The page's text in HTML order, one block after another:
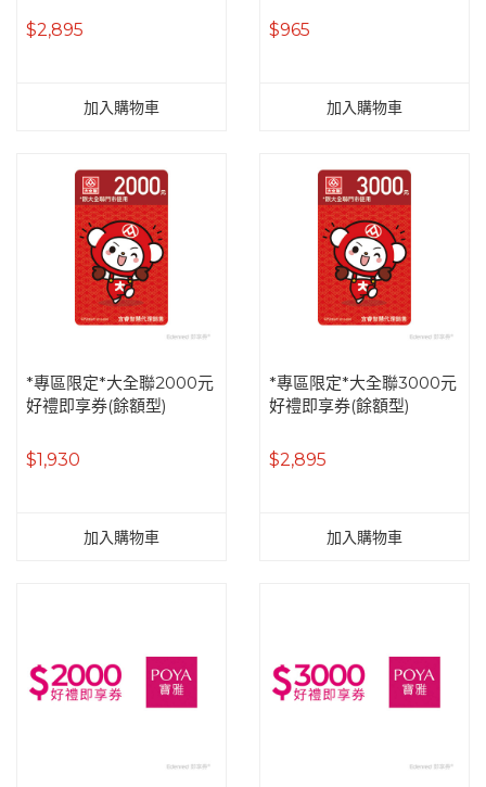
$2,895
加入購物車
$965
加入購物車
*專區限定*大全聯2000元
好禮即享券(餘額型)
$1,930
加入購物車
*專區限定*大全聯3000元
好禮即享券(餘額型)
$2,895
加入購物車